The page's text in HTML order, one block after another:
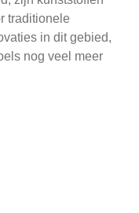
traditionele
in dit gebied,
nog veel meer